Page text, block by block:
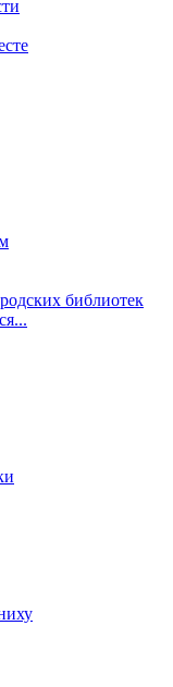
библиотек